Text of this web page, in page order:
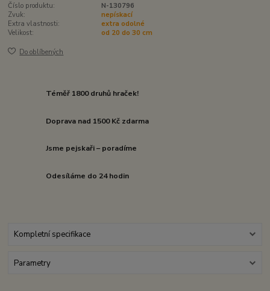
Číslo produktu:
N-130796
Zvuk:
nepískací
Extra vlastnosti:
extra odolné
Velikost:
od 20 do 30 cm
Do oblíbených
Téměř 1800 druhů hraček!
Doprava nad 1500 Kč zdarma
Jsme pejskaři – poradíme
Odesíláme do 24 hodin
Kompletní specifikace
Parametry